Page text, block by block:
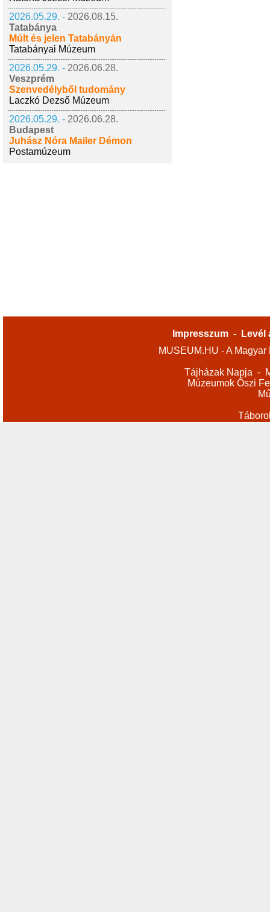
2026.05.29. - 2026.08.15.
Tatabánya
Múlt és jelen Tatabányán
Tatabányai Múzeum
2026.05.29. - 2026.06.28.
Veszprém
Szenvedélyből tudomány
Laczkó Dezső Múzeum
2026.05.29. - 2026.06.28.
Budapest
Juhász Nóra Mailer Démon
Postamúzeum
Impresszum -
Levél
MUSEUM.HU - A
Tájházak Napja -
Múzeumok Őszi